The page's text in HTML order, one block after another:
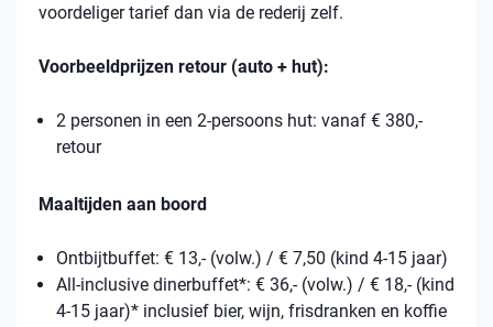
voordeliger tarief dan via de rederij zelf.
Voorbeeldprijzen retour (auto + hut):
2 personen in een 2-persoons hut: vanaf € 380,-
retour
Maaltijden aan boord
Ontbijtbuffet: € 13,- (volw.) / € 7,50 (kind 4-15 jaar)
All-inclusive dinerbuffet*: € 36,- (volw.) / € 18,- (kind
4-15 jaar)* inclusief bier, wijn, frisdranken en koffie